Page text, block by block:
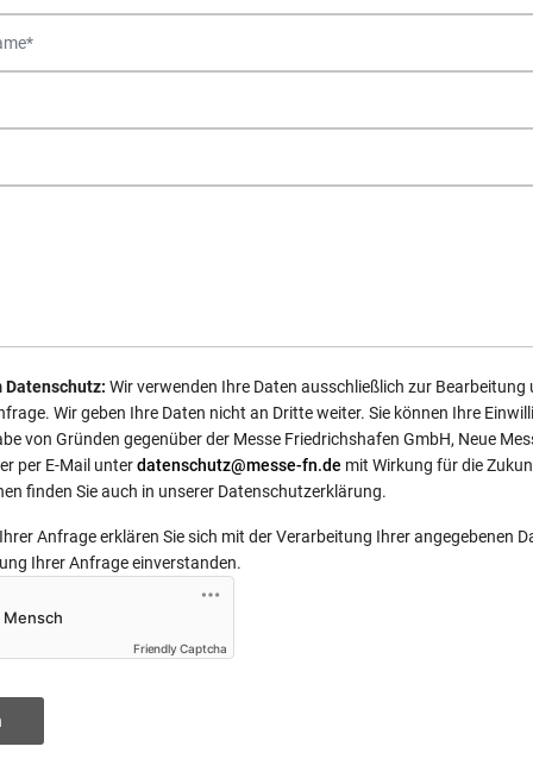
Datenschutz: Wir verwenden Ihre Daten ausschließlich zur Bearbeitung
Wir geben Ihre Daten nicht an Dritte weiter. Sie können Ihre
von Gründen gegenüber der Messe Friedrichshafen GmbH, Neue
per E-Mail unterdatenschutz@messe-fn.de mit Wirkung für die
finden Sie auch in unserer Datenschutzerklärung.
Anfrage erklären Sie sich mit der Verarbeitung Ihrer angegebenen
Ihrer Anfrage einverstanden.
Friendly Captcha